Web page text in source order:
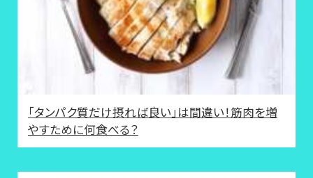
「タンパク質だけ摂れば良い」は間違い！筋肉を増
やすために何食べる？